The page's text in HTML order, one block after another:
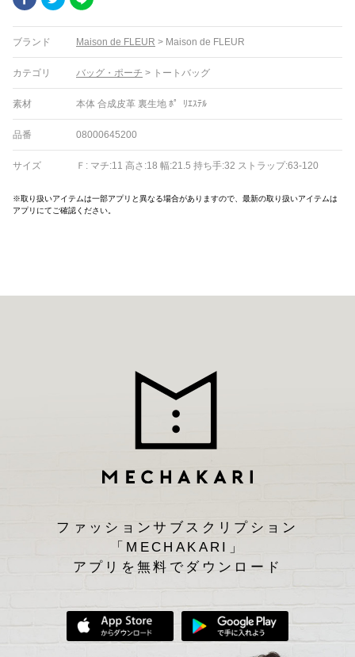
ブランド Maison de FLEUR > Maison de FLEUR
カテゴリ バッグ・ポーチ > トートバッグ
素材 本体 合成皮革 裏生地 ﾎ゜ﾘｴｽﾃﾙ
品番 08000645200
サイズ Ｆ: マチ:11 高さ:18 幅:21.5 持ち手:32 ストラップ:63-120
※取り扱いアイテムは一部アプリと異なる場合がありますので、最新の取り扱いアイテムは
アプリにてご確認ください。
ファッションサブスクリプション
「MECHAKARI」
アプリを無料でダウンロード
App Storeからダウンロード